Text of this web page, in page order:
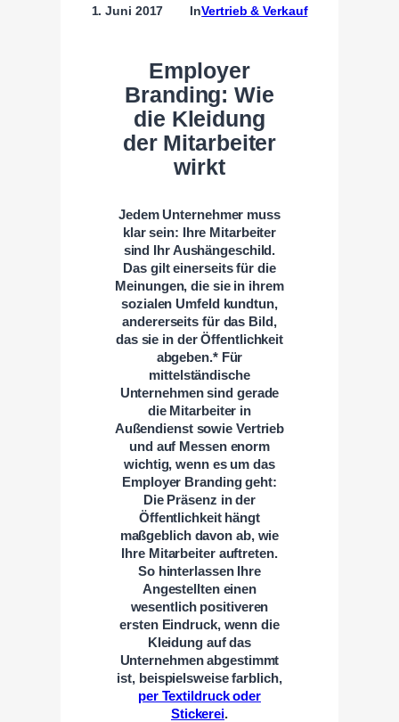
1. Juni 2017 InVertrieb & Verkauf
Employer
Branding: Wie
die Kleidung
der Mitarbeiter
wirkt
Jedem Unternehmer muss
klar sein: Ihre Mitarbeiter
sind Ihr Aushängeschild.
Das gilt einerseits für die
Meinungen, die sie in ihrem
sozialen Umfeld kundtun,
andererseits für das Bild,
das sie in der Öffentlichkeit
abgeben.* Für
mittelständische
Unternehmen sind gerade
die Mitarbeiter in
Außendienst sowie Vertrieb
und auf Messen enorm
wichtig, wenn es um das
Employer Branding geht:
Die Präsenz in der
Öffentlichkeit hängt
maßgeblich davon ab, wie
Ihre Mitarbeiter auftreten.
So hinterlassen Ihre
Angestellten einen
wesentlich positiveren
ersten Eindruck, wenn die
Kleidung auf das
Unternehmen abgestimmt
ist, beispielsweise farblich,
per Textildruck oder
Stickerei.